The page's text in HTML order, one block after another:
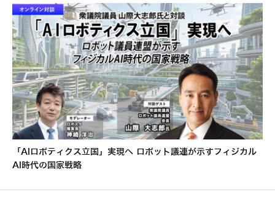
「AIロボティクス立国」実現へ ロボット議連が示すフィジカル
AI時代の国家戦略